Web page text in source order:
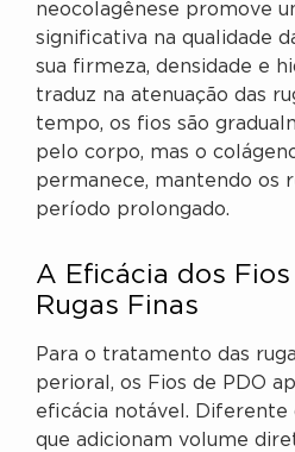
neocolagênese promove
significativa na qualidade
sua firmeza, densidade e
traduz na atenuação das
tempo, os fios são
pelo corpo, mas o
permanece, mantendo os
período prolongado.
A Eficácia dos Fios
Rugas Finas
Para o tratamento das
perioral, os Fios de PDO
eficácia notável. Diferente
que adicionam volume